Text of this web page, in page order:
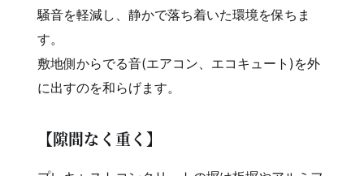
騒音を軽減し、静かで落ち着いた環境を保ちま
す。
敷地側からでる音(エアコン、エコキュート)を外
に出すのを和らげます。
【隙間なく重く】